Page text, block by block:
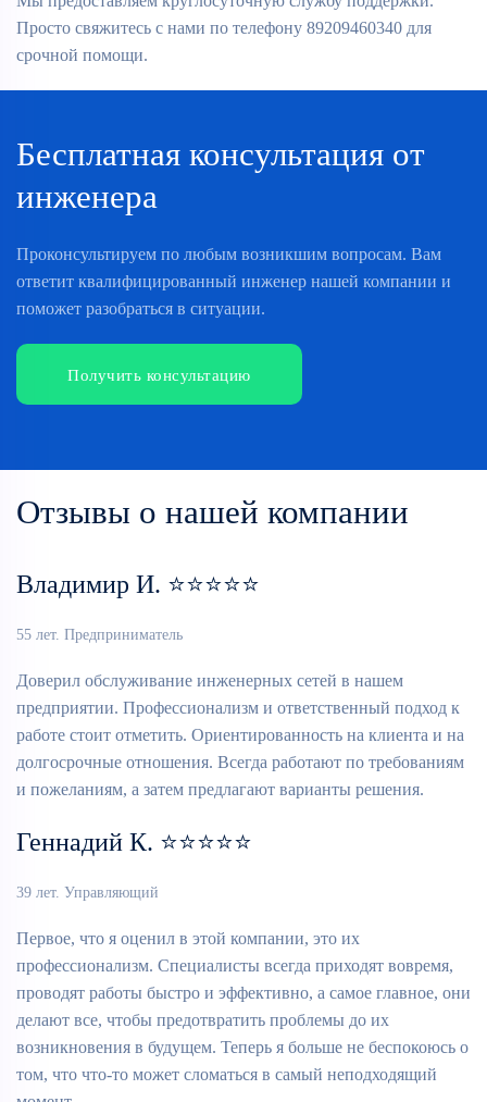
Просто свяжитесь с нами по телефону 89209460340 для
срочной помощи.
Бесплатная консультация от
инженера
Проконсультируем по любым возникшим вопросам. Вам
ответит квалифицированный инженер нашей компании и
поможет разобраться в ситуации.
Получить консультацию
Отзывы о нашей компании
Владимир И. ⭐⭐⭐⭐⭐
55 лет. Предприниматель
Доверил обслуживание инженерных сетей в нашем
предприятии. Профессионализм и ответственный подход к
работе стоит отметить. Ориентированность на клиента и на
долгосрочные отношения. Всегда работают по требованиям
и пожеланиям, а затем предлагают варианты решения.
Геннадий К. ⭐⭐⭐⭐⭐
39 лет. Управляющий
Первое, что я оценил в этой компании, это их
профессионализм. Специалисты всегда приходят вовремя,
проводят работы быстро и эффективно, а самое главное, они
делают все, чтобы предотвратить проблемы до их
возникновения в будущем. Теперь я больше не беспокоюсь о
том, что что-то может сломаться в самый неподходящий